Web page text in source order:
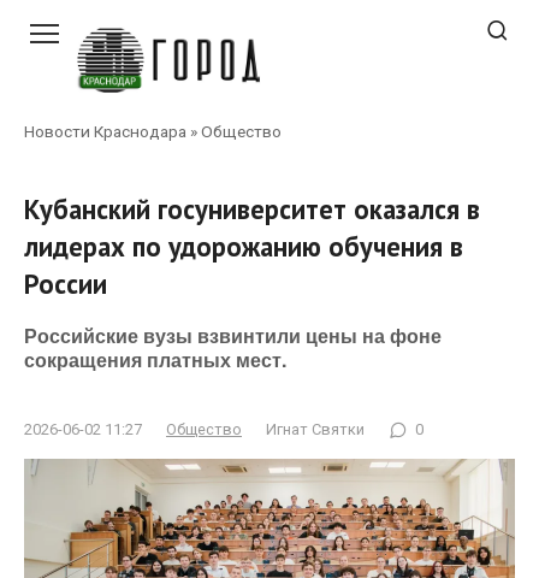
контенту
Новости Краснодара »Общество
Кубанский госуниверситет оказался в
лидерах по удорожанию обучения в
России
Российские вузы взвинтили цены на фоне
сокращения платных мест.
2026-06-02 11:27 Общество Игнат Святки 0